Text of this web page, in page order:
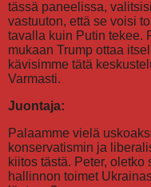
tässä paneelissa,
vastuuton, että se voisi
tavalla kuin Putin tekee.
mukaan Trump ottaa
kävisimme tätä
Varmasti.
Juontaja:
Palaamme vielä
konservatismin ja
kiitos tästä. Peter, oletko
hallinnon toimet